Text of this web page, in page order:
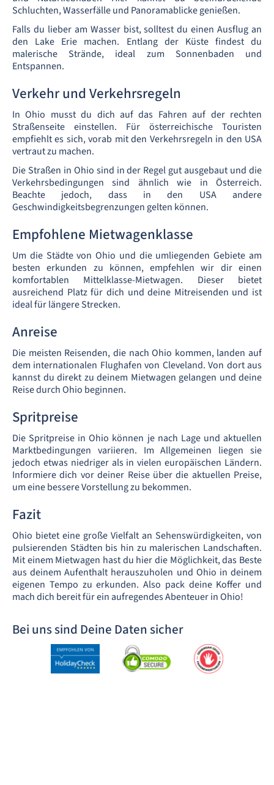
Schluchten, Wasserfälle und Panoramablicke genießen.
Falls du lieber am Wasser bist, solltest du einen Ausflug an
den Lake Erie machen. Entlang der Küste findest du
malerische Strände, ideal zum Sonnenbaden und
Entspannen.
Verkehr und Verkehrsregeln
In Ohio musst du dich auf das Fahren auf der rechten
Straßenseite einstellen. Für österreichische Touristen
empfiehlt es sich, vorab mit den Verkehrsregeln in den USA
vertraut zu machen.
Die Straßen in Ohio sind in der Regel gut ausgebaut und die
Verkehrsbedingungen sind ähnlich wie in Österreich.
Beachte jedoch, dass in den USA andere
Geschwindigkeitsbegrenzungen gelten können.
Empfohlene Mietwagenklasse
Um die Städte von Ohio und die umliegenden Gebiete am
besten erkunden zu können, empfehlen wir dir einen
komfortablen Mittelklasse-Mietwagen. Dieser bietet
ausreichend Platz für dich und deine Mitreisenden und ist
ideal für längere Strecken.
Anreise
Die meisten Reisenden, die nach Ohio kommen, landen auf
dem internationalen Flughafen von Cleveland. Von dort aus
kannst du direkt zu deinem Mietwagen gelangen und deine
Reise durch Ohio beginnen.
Spritpreise
Die Spritpreise in Ohio können je nach Lage und aktuellen
Marktbedingungen variieren. Im Allgemeinen liegen sie
jedoch etwas niedriger als in vielen europäischen Ländern.
Informiere dich vor deiner Reise über die aktuellen Preise,
um eine bessere Vorstellung zu bekommen.
Fazit
Ohio bietet eine große Vielfalt an Sehenswürdigkeiten, von
pulsierenden Städten bis hin zu malerischen Landschaften.
Mit einem Mietwagen hast du hier die Möglichkeit, das Beste
aus deinem Aufenthalt herauszuholen und Ohio in deinem
eigenen Tempo zu erkunden. Also pack deine Koffer und
mach dich bereit für ein aufregendes Abenteuer in Ohio!
Bei uns sind Deine Daten sicher